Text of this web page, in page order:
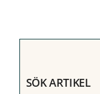
SÖK ARTIKEL